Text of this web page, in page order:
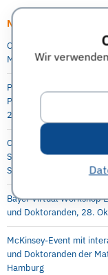
Wir
Neueste Artikel
Online Info-Session:
Masterstudiengang an
P&G Future Female
Praktika,
2021, online
Capgemini Invent:
Studenten,
September 2021
Bayer Virtual Workshop
und Doktoranden, 28.
McKinsey-Event mit
und Doktoranden der
Hamburg